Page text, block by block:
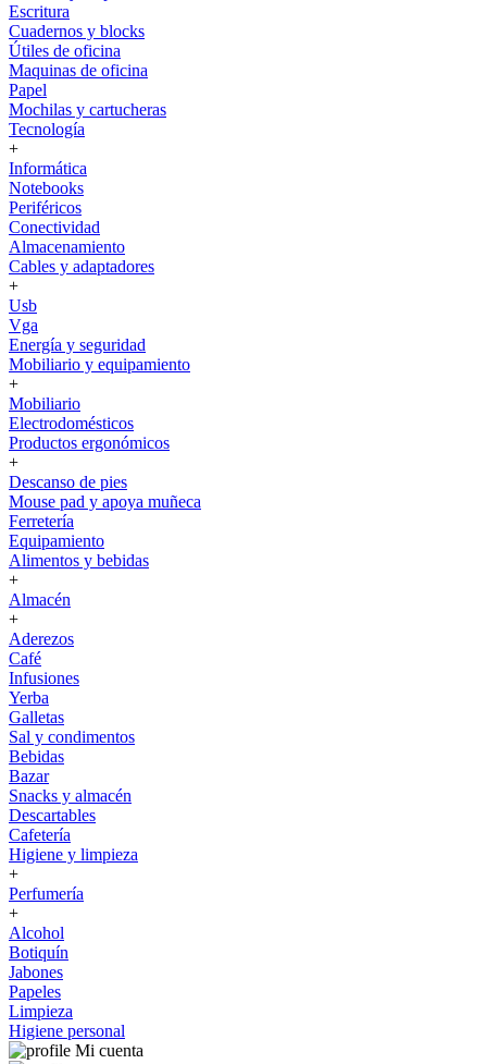
Escritura
Cuadernos y blocks
Útiles de oficina
Maquinas de oficina
Papel
Mochilas y cartucheras
Tecnología
+
Informática
Notebooks
Periféricos
Conectividad
Almacenamiento
Cables y adaptadores
+
Usb
Vga
Energía y seguridad
Mobiliario y equipamiento
+
Mobiliario
Electrodomésticos
Productos ergonómicos
+
Descanso de pies
Mouse pad y apoya muñeca
Ferretería
Equipamiento
Alimentos y bebidas
+
Almacén
+
Aderezos
Café
Infusiones
Yerba
Galletas
Sal y condimentos
Bebidas
Bazar
Snacks y almacén
Descartables
Cafetería
Higiene y limpieza
+
Perfumería
+
Alcohol
Botiquín
Jabones
Papeles
Limpieza
Higiene personal
Mi cuenta